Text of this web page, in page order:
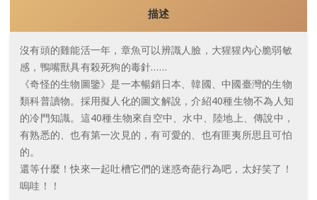
描述
沒有頭的雞能活一年，章魚可以辨識人臉，大猩猩內心脆弱敏
感，鴨嘴獸具有殺死狗的毒針……
《奇怪的生物圖鑒》是一本暢銷日本、韓國、中國臺灣的生物
類科普讀物。採用擬人化的圖文解說，介紹40種生物不為人知
的冷門知識。這40種生物來自空中、水中、陸地上、傳說中，
有熟悉的、也有第一次見的，有可愛的、也有匪夷所思且可怕
的。
還等什麼！快來一起吐槽它們的迷惑奇葩行為吧，太好笑了！
嗚哇！！